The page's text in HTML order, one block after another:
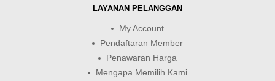
LAYANAN PELANGGAN
My Account
Pendaftaran Member
Penawaran Harga
Mengapa Memilih Kami